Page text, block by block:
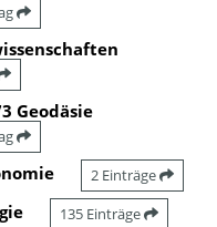
Geodäsie
2 Einträge
135 Einträge